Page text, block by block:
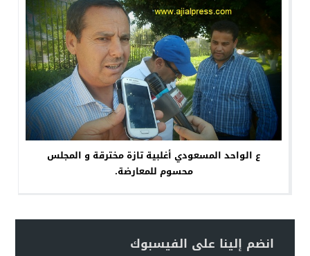
ع الواحد المسعودي أغلبية تازة مخترقة و المجلس
محسوم للمعارضة.
انضم إلينا على الفيسبوك